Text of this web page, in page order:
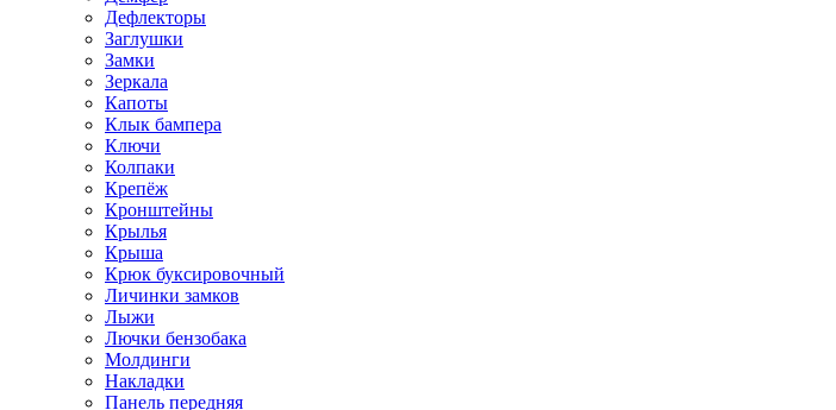
Дефлекторы
Заглушки
Замки
Зеркала
Капоты
Клык бампера
Ключи
Колпаки
Крепёж
Кронштейны
Крылья
Крыша
Крюк буксировочный
Личинки замков
Лыжи
Лючки бензобака
Молдинги
Накладки
Панель передняя